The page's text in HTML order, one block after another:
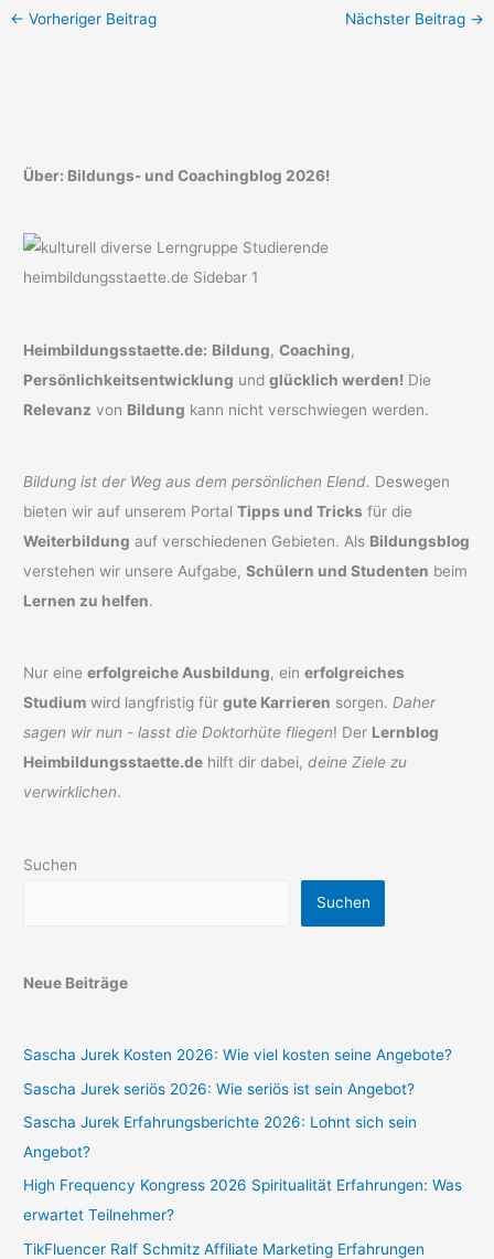
← Vorheriger Beitrag Nächster Beitrag →
Über: Bildungs- und Coachingblog 2026!
Heimbildungsstaette.de: Bildung,Coaching,
Persönlichkeitsentwicklung undglücklich werden! Die
Relevanz von Bildung kann nicht verschwiegen werden.
Bildung ist der Weg aus dem persönlichen Elend. Deswegen
bieten wir auf unserem PortalTipps und Tricks für die
Weiterbildung auf verschiedenen Gebieten. Als Bildungsblog
verstehen wir unsere Aufgabe,Schülern und Studenten beim
Lernen zu helfen.
Nur eineerfolgreiche Ausbildung, einerfolgreiches
Studium wird langfristig fürgute Karrieren sorgen.Daher
sagen wir nun - lasst die Doktorhüte fliegen! Der Lernblog
Heimbildungsstaette.de hilft dir dabei,deine Ziele zu
verwirklichen.
Suchen
Suchen
Neue Beiträge
Sascha Jurek Kosten 2026: Wie viel kosten seine Angebote?
Sascha Jurek seriös 2026: Wie seriös ist sein Angebot?
Sascha Jurek Erfahrungsberichte 2026: Lohnt sich sein
Angebot?
High Frequency Kongress 2026 Spiritualität Erfahrungen: Was
erwartet Teilnehmer?
TikFluencer Ralf Schmitz Affiliate Marketing Erfahrungen